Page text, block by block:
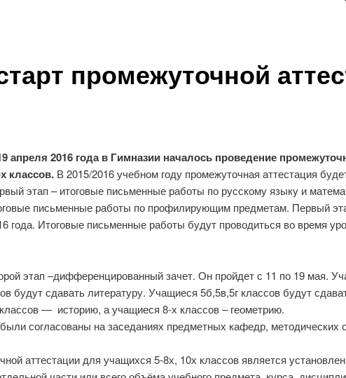
промежуточной
апреля 2016 года в Гимназии началось проведение
классов. В 2015/2016 учебном году промежуточная аттестация
этап – итоговые письменные работы по русскому языку и
письменные работы по профилирующим предметам. Первый
года. Итоговые письменные работы будут проводиться во время
этап –дифференцированный зачет. Он пройдет с 11 по 19 мая.
будут сдавать литературу. Учащиеся 5б,5в,5г классов будут
— историю, а учащиеся 8-х классов – геометрию.
согласованы на заседаниях предметных кафедр, методических
аттестации для учащихся 5-8х, 10х классов является